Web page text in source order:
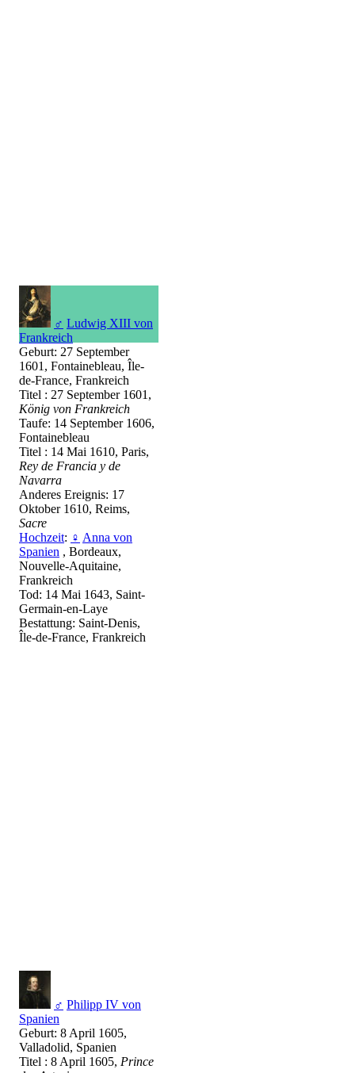
♂ Ludwig XIII von
Frankreich
Geburt: 27 September
1601, Fontainebleau, Île-
de-France, Frankreich
Titel : 27 September 1601,
König von Frankreich
Taufe: 14 September 1606,
Fontainebleau
Titel : 14 Mai 1610, Paris,
Rey de Francia y de
Navarra
Anderes Ereignis: 17
Oktober 1610, Reims,
Sacre
Hochzeit: ♀ Anna von
Spanien , Bordeaux,
Nouvelle-Aquitaine,
Frankreich
Tod: 14 Mai 1643, Saint-
Germain-en-Laye
Bestattung: Saint-Denis,
Île-de-France, Frankreich
♂ Philipp IV von
Spanien
Geburt: 8 April 1605,
Valladolid, Spanien
Titel : 8 April 1605, Prince